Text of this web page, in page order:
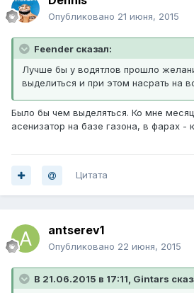
Опубликовано 21 июня, 2015
Feender сказал:
Лучше бы у водятлов прошло
выделиться и при этом насрать на
Было бы чем выделяться. Ко мне
асенизатор на базе газона, в фарах -
Цитата
antserev1
Опубликовано 22 июня, 2015
В 21.06.2015 в 17:11, Gintars